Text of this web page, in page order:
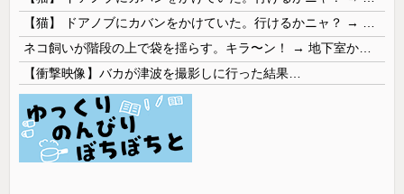
【衝撃映像】バカが津波を撮影しに行った結果…